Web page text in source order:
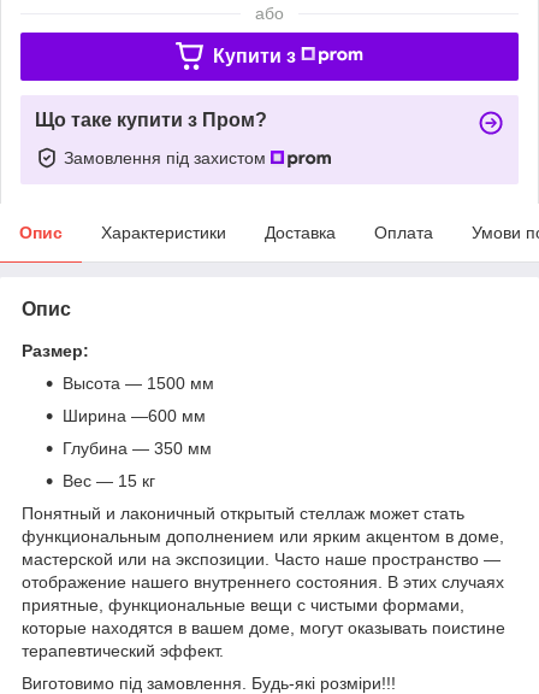
або
Купити з
Що таке купити з Пром?
Замовлення під захистом
Опис Характеристики Доставка Оплата Умови
Опис
Размер:
Высота — 1500 мм
Ширина —600 мм
Глубина — 350 мм
Вес — 15 кг
Понятный и лаконичный открытый стеллаж может стать
функциональным дополнением или ярким акцентом в доме,
мастерской или на экспозиции. Часто наше пространство —
отображение нашего внутреннего состояния. В этих случаях
приятные, функциональные вещи с чистыми формами,
которые находятся в вашем доме, могут оказывать поистине
терапевтический эффект.
Виготовимо під замовлення. Будь-які розміри!!!